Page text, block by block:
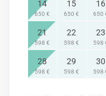
encanto para
Andalucía
Idiomas
Inglés,
14
650 €
15
650 €
16
650
21
598 €
22
598 €
23
598
28
598 €
29
598 €
30
598